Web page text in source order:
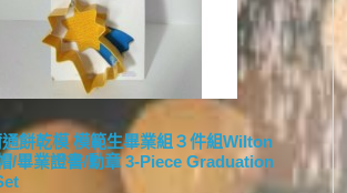
餅乾模 模範生畢業組３件組Wilton
/畢業證書/勳章 3-Piece Graduation